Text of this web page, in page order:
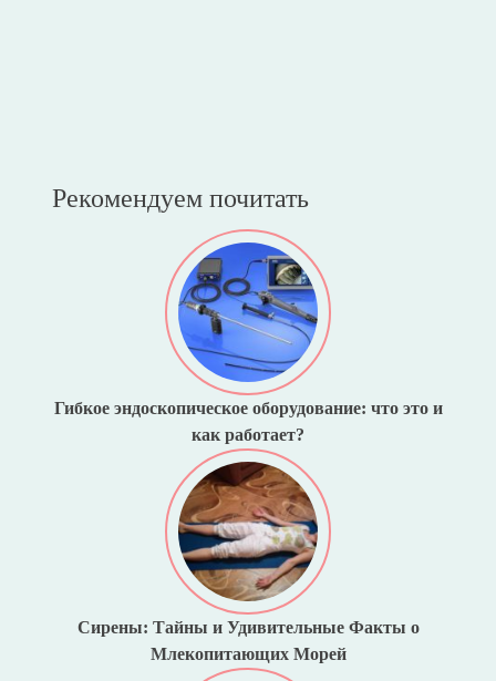
Рекомендуем почитать
Гибкое эндоскопическое оборудование: что это и
как работает?
Сирены: Тайны и Удивительные Факты о
Млекопитающих Морей